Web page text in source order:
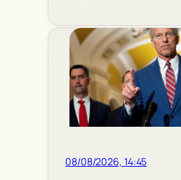
08/08/2026, 14:45